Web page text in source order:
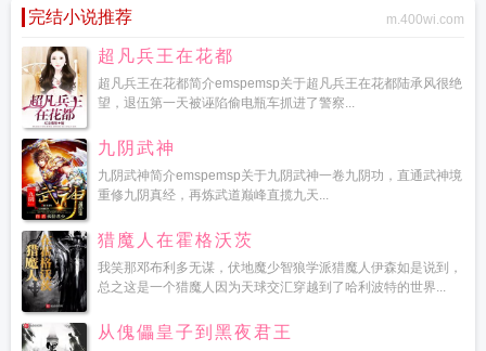
完结小说推荐 m.400wi.com
超凡兵王在花都
超凡兵王在花都简介emspemsp关于超凡兵王在花都陆承风很绝
望，退伍第一天被诬陷偷电瓶车抓进了警察...
九阴武神
九阴武神简介emspemsp关于九阴武神一卷九阴功，直通武神境
重修九阴真经，再炼武道巅峰直揽九天...
猎魔人在霍格沃茨
我笑那邓布利多无谋，伏地魔少智狼学派猎魔人伊森如是说到，
总之这是一个猎魔人因为天球交汇穿越到了哈利波特的世界...
从傀儡皇子到黑夜君王